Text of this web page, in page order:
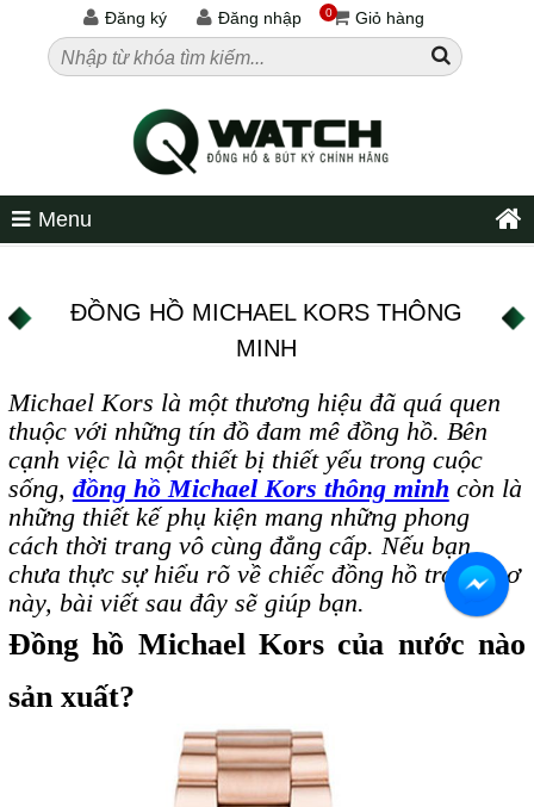
Đăng ký Đăng nhập Giỏ hàng
0
Menu
ĐỒNG HỒ MICHAEL KORS THÔNG
MINH
Michael Kors là một thương hiệu đã quá quen
thuộc với những tín đồ đam mê đồng hồ. Bên
cạnh việc là một thiết bị thiết yếu trong cuộc
sống, đồng hồ Michael Kors thông minh còn là
những thiết kế phụ kiện mang những phong
cách thời trang vô cùng đẳng cấp. Nếu bạn
chưa thực sự hiểu rõ về chiếc đồng hồ trong mơ
này, bài viết sau đây sẽ giúp bạn.
Đồng hồ Michael Kors của nước nào
sản xuất?